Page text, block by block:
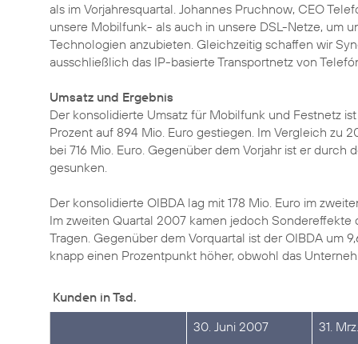
als im Vorjahresquartal. Johannes Pruchnow, CEO
unsere Mobilfunk- als auch in unsere DSL-Netze, um
Technologien anzubieten. Gleichzeitig schaffen wir
ausschließlich das IP-basierte Transportnetz von
Umsatz und Ergebnis
Der konsolidierte Umsatz für Mobilfunk und Festnetz
Prozent auf 894 Mio. Euro gestiegen. Im Vergleich zu
bei 716 Mio. Euro. Gegenüber dem Vorjahr ist er
gesunken.
Der konsolidierte OIBDA lag mit 178 Mio. Euro im
Im zweiten Quartal 2007 kamen jedoch
Tragen. Gegenüber dem Vorquartal ist der OIBDA um
knapp einen Prozentpunkt höher, obwohl das
Kunden in Tsd.
30. Juni 2007
31.